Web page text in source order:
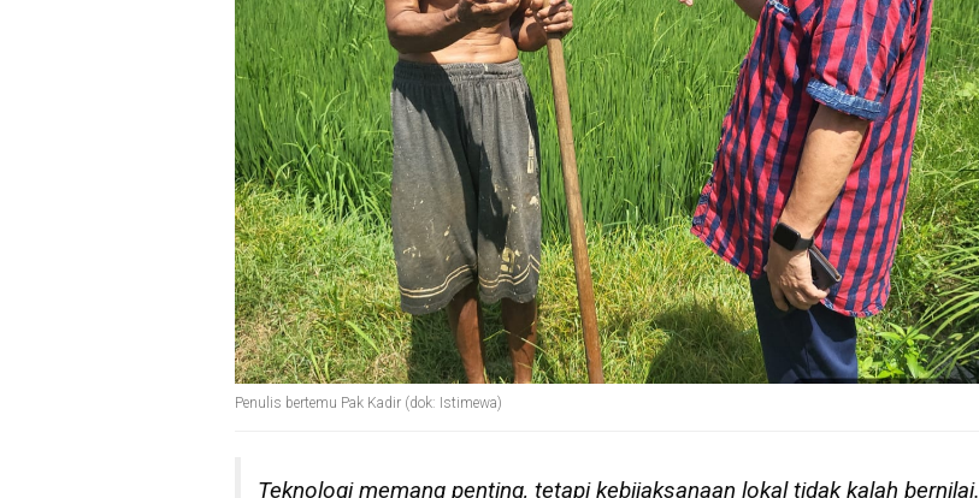
Penulis bertemu Pak Kadir (dok: Istimewa)
Teknologi memang penting, tetapi kebijaksanaan lokal tidak kalah bernilai.